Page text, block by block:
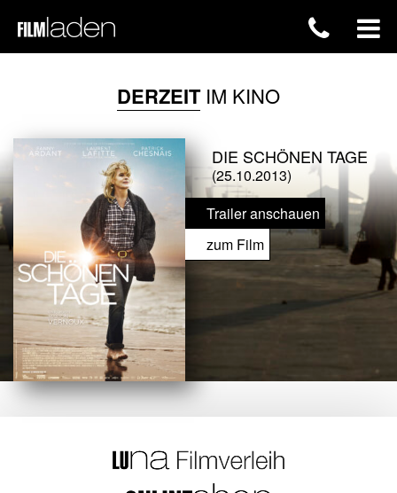
DERZEITIM KINO
DIE SCHÖNEN TAGE
(25.10.2013)
Trailer anschauen
zum Film